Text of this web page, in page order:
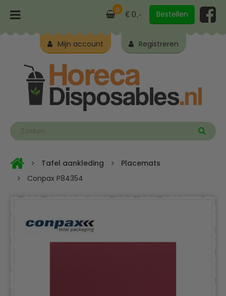
0 € 0,- Bestellen
Mijn account Registreren
Tafel aankleding
Placemats
Conpax P84354